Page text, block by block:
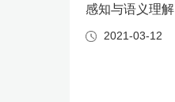
感知与语义理解
2021-03-12